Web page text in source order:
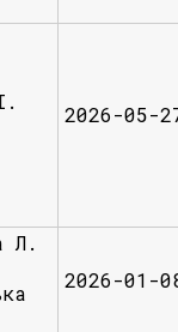
2026-05-
Л.
2026-01-